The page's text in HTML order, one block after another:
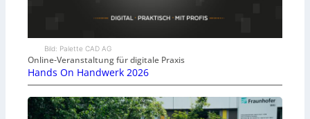
Bild: Palette CAD AG
Online-Veranstaltung für digitale Praxis
Hands On Handwerk 2026